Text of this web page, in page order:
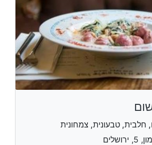
חלבית, טבעונית, צמחונית